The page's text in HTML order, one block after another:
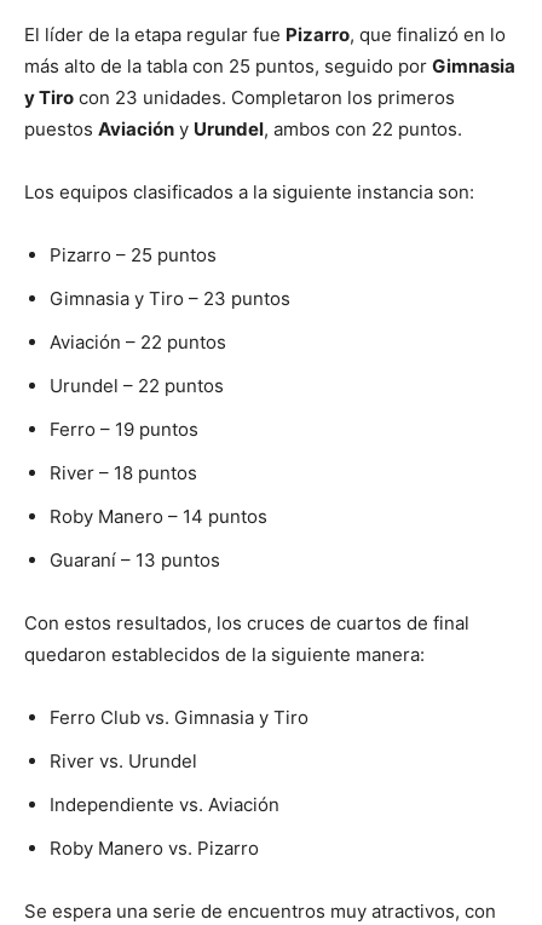
El líder de la etapa regular fue Pizarro, que finalizó en lo
más alto de la tabla con 25 puntos, seguido por Gimnasia
y Tiro con 23 unidades. Completaron los primeros
puestos Aviación y Urundel, ambos con 22 puntos.
Los equipos clasificados a la siguiente instancia son:
Pizarro – 25 puntos
Gimnasia y Tiro – 23 puntos
Aviación – 22 puntos
Urundel – 22 puntos
Ferro – 19 puntos
River – 18 puntos
Roby Manero – 14 puntos
Guaraní – 13 puntos
Con estos resultados, los cruces de cuartos de final
quedaron establecidos de la siguiente manera:
Ferro Club vs. Gimnasia y Tiro
River vs. Urundel
Independiente vs. Aviación
Roby Manero vs. Pizarro
Se espera una serie de encuentros muy atractivos, con